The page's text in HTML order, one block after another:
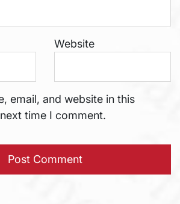
Website
email, and website in this
time I comment.